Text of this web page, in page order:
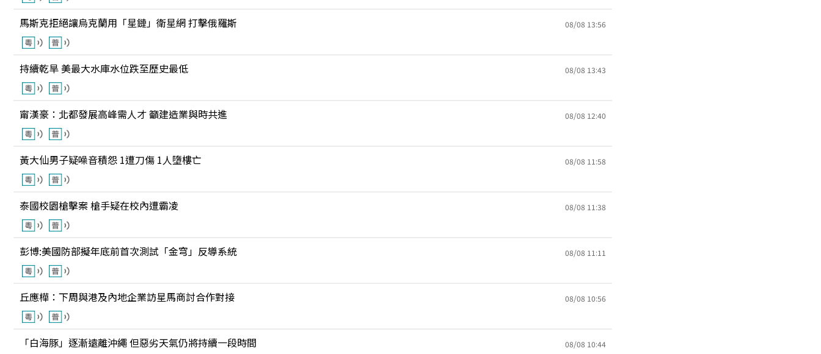
馬斯克拒絕讓烏克蘭用「星鏈」衛星網 打擊俄羅斯 08/08 13:56
持續乾旱 美最大水庫水位跌至歷史最低 08/08 13:43
甯漢豪：北都發展高峰需人才 籲建造業與時共進 08/08 12:40
黃大仙男子疑噪音積怨 1遭刀傷 1人墮樓亡 08/08 11:58
泰國校園槍擊案 槍手疑在校內遭霸凌 08/08 11:38
彭博:美國防部擬年底前首次測試「金穹」反導系統 08/08 11:11
丘應樺：下周與港及內地企業訪星馬商討合作對接 08/08 10:56
「白海豚」逐漸遠離沖繩 但惡劣天氣仍將持續一段時間 08/08 10:44